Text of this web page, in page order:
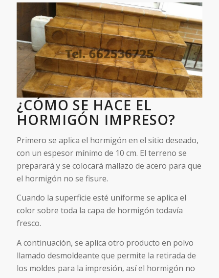
¿CÓMO SE HACE EL
HORMIGÓN IMPRESO?
Primero se aplica el hormigón en el sitio deseado,
con un espesor mínimo de 10 cm. El terreno se
preparará y se colocará mallazo de acero para que
el hormigón no se fisure.
Cuando la superficie esté uniforme se aplica el
color sobre toda la capa de hormigón todavía
fresco.
A continuación, se aplica otro producto en polvo
llamado desmoldeante que permite la retirada de
los moldes para la impresión, así el hormigón no